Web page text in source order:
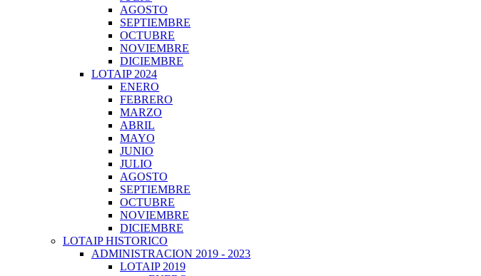
AGOSTO
SEPTIEMBRE
OCTUBRE
NOVIEMBRE
DICIEMBRE
LOTAIP 2024
ENERO
FEBRERO
MARZO
ABRIL
MAYO
JUNIO
JULIO
AGOSTO
SEPTIEMBRE
OCTUBRE
NOVIEMBRE
DICIEMBRE
LOTAIP HISTORICO
ADMINISTRACION 2019 - 2023
LOTAIP 2019